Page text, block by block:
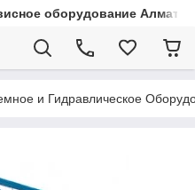
оборудование Алматы
и Гидравлическое